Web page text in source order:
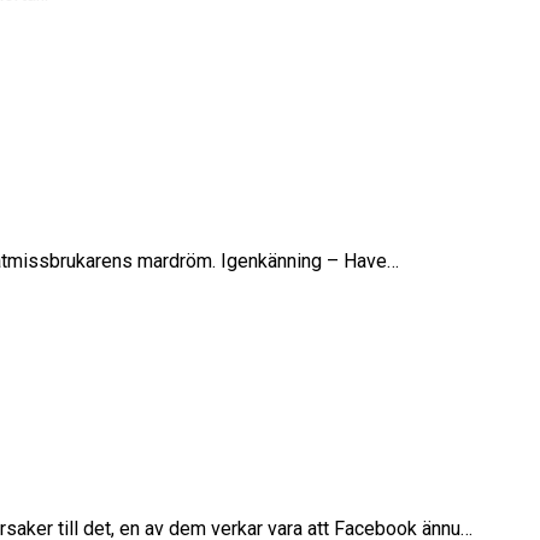
mardröm. Igenkänning – Have…
till det, en av dem verkar vara att Facebook ännu…